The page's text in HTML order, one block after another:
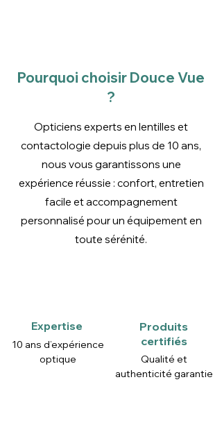
à titre indicatif par les professionnels
en contactologie de Douce Vue.
Nous conseillons de toujours lire
l’emballage avant l'utilisation d’un
produit.
Pourquoi choisir Douce Vue
?
Opticiens experts en lentilles et
contactologie depuis plus de 10 ans,
nous vous garantissons une
expérience réussie : confort, entretien
facile et accompagnement
personnalisé pour un équipement en
toute sérénité.
Expertise
10 ans d’expérience
optique
Produits
certifiés
Qualité et
authenticité garantie